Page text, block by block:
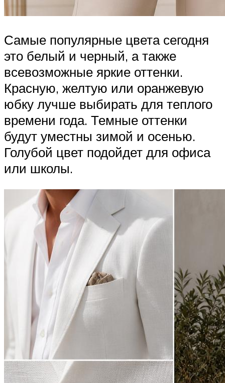
Самые популярные цвета сегодня
это белый и черный, а также
всевозможные яркие оттенки.
Красную, желтую или оранжевую
юбку лучше выбирать для теплого
времени года. Темные оттенки
будут уместны зимой и осенью.
Голубой цвет подойдет для офиса
или школы.